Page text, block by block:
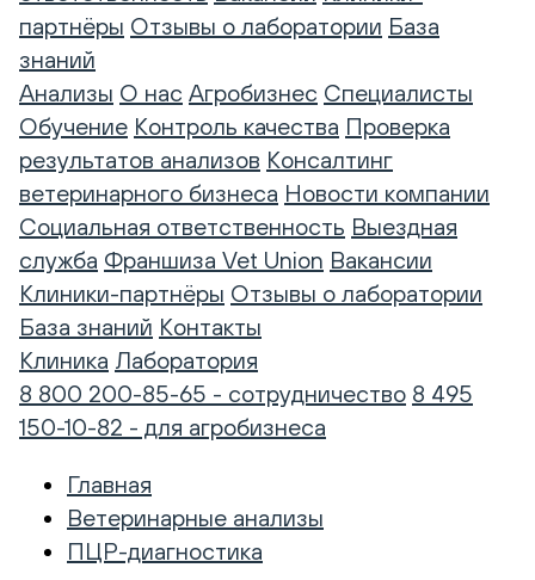
партнёры Отзывы о лаборатории База
знаний
Анализы О нас Агробизнес Специалисты
Обучение Контроль качества Проверка
результатов анализов Консалтинг
ветеринарного бизнеса Новости компании
Социальная ответственность Выездная
служба Франшиза Vet Union Вакансии
Клиники-партнёры Отзывы о лаборатории
База знаний Контакты
Клиника Лаборатория
8 800 200-85-65 - сотрудничество 8 495
150-10-82 - для агробизнеса
Главная
Ветеринарные анализы
ПЦР-диагностика